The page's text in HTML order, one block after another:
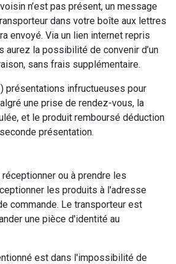
n’est pas présent, un message
dans votre boîte aux lettres
envoyé. Via un lien internet repris
aurez la possibilité de convenir d’un
sans frais supplémentaire.
présentations infructueuses pour
une prise de rendez-vous, la
et le produit remboursé déduction
présentation.
ou à prendre les
les produits à l'adresse
commande. Le transporteur est
une pièce d'identité au
est dans l'impossibilité de